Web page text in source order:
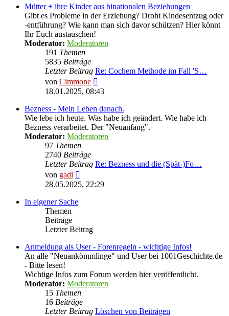
Mütter + ihre Kinder aus binationalen Beziehungen
Gibt es Probleme in der Erziehung? Droht Kindesentzug oder
-entführung? Wie kann man sich davor schützen? Hier könnt
Ihr Euch austauschen!
Moderator: Moderatoren
191 Themen
5835 Beiträge
Letzter Beitrag Re: Cochem Methode im Fall 'S…
von Cimmone
Beitrag
18.01.2025, 08:43
Bezness - Mein Leben danach.
Wie lebe ich heute. Was habe ich geändert. Wie habe ich
Bezness verarbeitet. Der "Neuanfang".
Moderator: Moderatoren
97 Themen
2740 Beiträge
Letzter Beitrag Re: Bezness und die (Spät-)Fo…
von gadi
Beitrag
28.05.2025, 22:29
In eigener Sache
Themen
Beiträge
Letzter Beitrag
Anmeldung als User - Forenregeln - wichtige Infos!
An alle "Neuankömmlinge" und User bei 1001Geschichte.de
- Bitte lesen!
Wichtige Infos zum Forum werden hier veröffentlicht.
Moderator: Moderatoren
15 Themen
16 Beiträge
Letzter Beitrag Löschen von Beiträgen